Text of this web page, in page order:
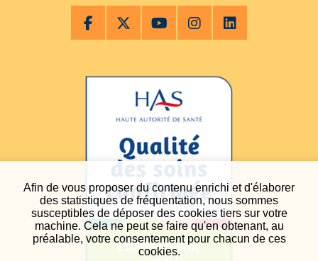
Afin de vous proposer du contenu enrichi et d'élaborer
des statistiques de fréquentation, nous sommes
susceptibles de déposer des cookies tiers sur votre
machine. Cela ne peut se faire qu'en obtenant, au
préalable, votre consentement pour chacun de ces
cookies.